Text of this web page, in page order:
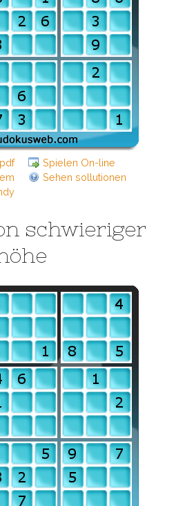
Spielen On-line
Sehen sollutionen
schwieriger